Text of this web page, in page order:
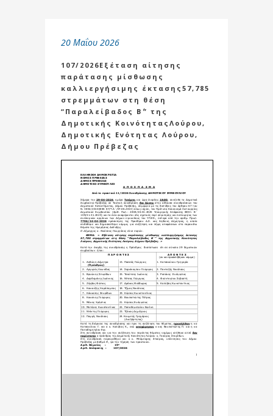
20 Μαΐου 2026
107/2026Εξέταση αίτησης
παράτασης μίσθωσης
καλλιεργήσιμης έκτασης57,785
στρεμμάτων στη θέση
“Παραλείβαδος Β΄” της
Δημοτικής ΚοινότηταςΛούρου,
Δημοτικής Ενότητας Λούρου,
Δήμου Πρέβεζας